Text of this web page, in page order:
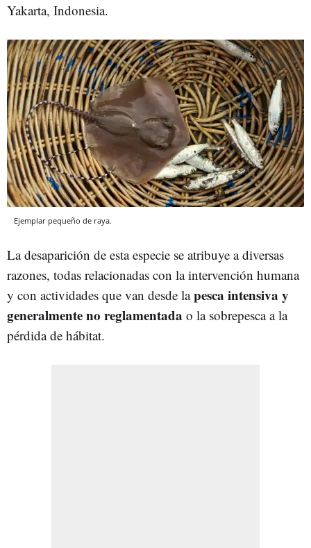
Yakarta, Indonesia.
Ejemplar pequeño de raya.
La desaparición de esta especie se atribuye a diversas
razones, todas relacionadas con la intervención humana
y con actividades que van desde lapesca intensiva y
generalmente no reglamentada o la sobrepesca a la
pérdida de hábitat.